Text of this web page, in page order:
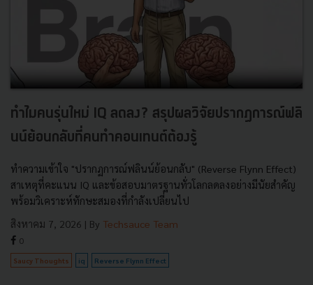
ทำไมคนรุ่นใหม่ IQ ลดลง? สรุปผลวิจัยปรากฏการณ์ฟลิ
นน์ย้อนกลับที่คนทำคอนเทนต์ต้องรู้
ทำความเข้าใจ "ปรากฏการณ์ฟลินน์ย้อนกลับ" (Reverse Flynn Effect)
สาเหตุที่คะแนน IQ และข้อสอบมาตรฐานทั่วโลกลดลงอย่างมีนัยสำคัญ
พร้อมวิเคราะห์ทักษะสมองที่กำลังเปลี่ยนไป
สิงหาคม 7, 2026 | By Techsauce Team
0
Saucy Thoughts iq Reverse Flynn Effect